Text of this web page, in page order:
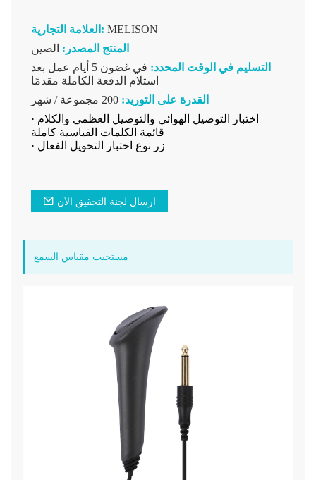
العلامة التجارية: MELISON
المنتج المصدر: الصين
التسليم في الوقت المحدد:
في غضون 5 أيام عمل بعد
استلام الدفعة الكاملة مقدمًا
القدرة على التوريد: 200 مجموعة / شهر
· اختبار التوصيل الهوائي والتوصيل العظمي والكلام
قائمة الكلمات القياسية كاملة
· زر نوع اختبار التحويل الفعال
ارسال لجنة التحقيق الآن
مستجيب مقياس السمع